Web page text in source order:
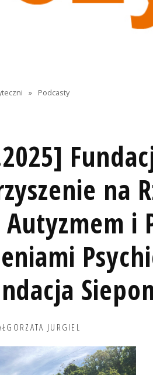
» Podcasty
na
Autyzmem i
JURGIEL